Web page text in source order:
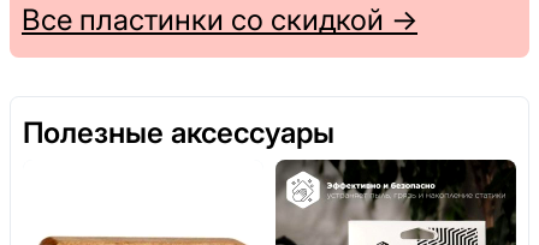
Все пластинки со скидкой →
Полезные аксессуары